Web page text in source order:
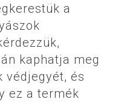
a
kaphatja meg
védjegyét, és
ez a termék